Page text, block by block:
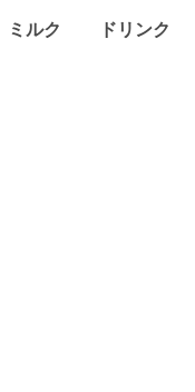
ミルク ドリンク